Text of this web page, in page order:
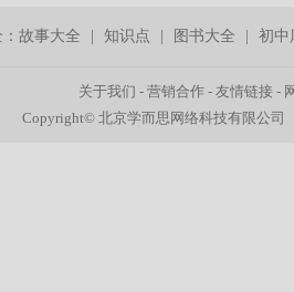
：故事大全 |知识点 图书大全 |初中
关于我们 -营销合作 -友情链接 -
Copyright© 北京学而思网络科技有限公司